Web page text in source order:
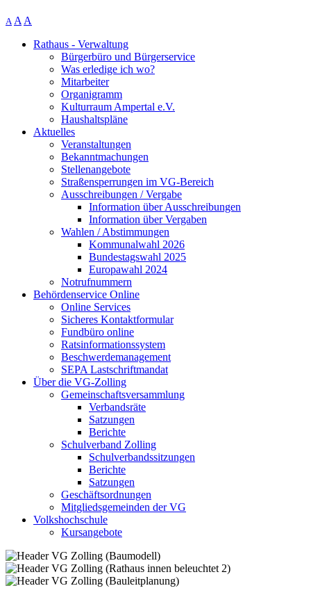
A A A
Rathaus - Verwaltung
Bürgerbüro und Bürgerservice
Was erledige ich wo?
Mitarbeiter
Organigramm
Kulturraum Ampertal e.V.
Haushaltspläne
Aktuelles
Veranstaltungen
Bekanntmachungen
Stellenangebote
Straßensperrungen im VG-Bereich
Ausschreibungen / Vergabe
Information über Ausschreibungen
Information über Vergaben
Wahlen / Abstimmungen
Kommunalwahl 2026
Bundestagswahl 2025
Europawahl 2024
Notrufnummern
Behördenservice Online
Online Services
Sicheres Kontaktformular
Fundbüro online
Ratsinformationssystem
Beschwerdemanagement
SEPA Lastschriftmandat
Über die VG-Zolling
Gemeinschaftsversammlung
Verbandsräte
Satzungen
Berichte
Schulverband Zolling
Schulverbandssitzungen
Berichte
Satzungen
Geschäftsordnungen
Mitgliedsgemeinden der VG
Volkshochschule
Kursangebote